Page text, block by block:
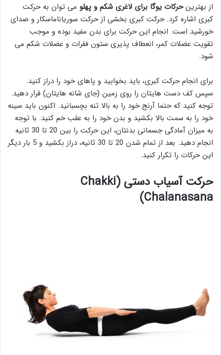
از بهترینحرکات یوگا برای لاغری شکم و پهلو می توان به حرکت
کبری اشاره کرد. حرکت کبری بخشی از حرکت سوریاناماسکار و صدای
خورشید است. انجام این حرکت برای بدن مفید بوده و موجب
تقویت عضلات کمر، انعطاف پذیری ستون فقرات و عضلات شکم می
شود.
برای انجام حرکت کبری، باید بخوابید و پاهای خود را دراز کنید.
سپس کف دست هایتان را روی زمین (جای شانه هایتان) قرار دهید.
توجه کنید که حتما آرنج خود را به بالا تنه بچسبانید. اکنون باید سینه
خود را به سمت بالا بکشید و بدن خود را به عقب خم کنید. با توجه
به میزان آمادگی جسمانی بدنتان، این حرکت را بین 20 تا 30 ثانیه
انجام دهید. بعد از تمام شدن 20 تا 30 ثانیه، دراز بکشید و 5 بار دیگر
این حرکات را تکرار کنید.
حرکت آسیاب دستی (Chakki
Chalanasana)